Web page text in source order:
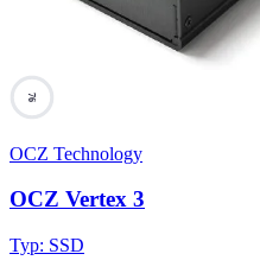
76
OCZ Technology
OCZ Vertex 3
Typ: SSD